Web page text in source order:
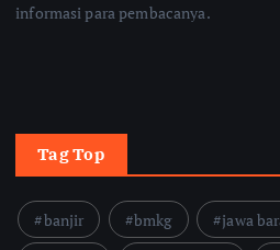
informasi para pembacanya.
Tag Top
banjir bmkg jawa